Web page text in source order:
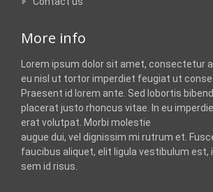
More info
Lorem ipsum dolor sit amet, consectetur
eu nisl ut tortor imperdiet feugiat ut
Praesent id lorem ante. Sed lobortis
placerat justo rhoncus vitae. In eu
erat volutpat. Morbi molestie
augue dui, vel dignissim mi rutrum et.
faucibus aliquet, elit ligula vestibulum est,
sem id risus.